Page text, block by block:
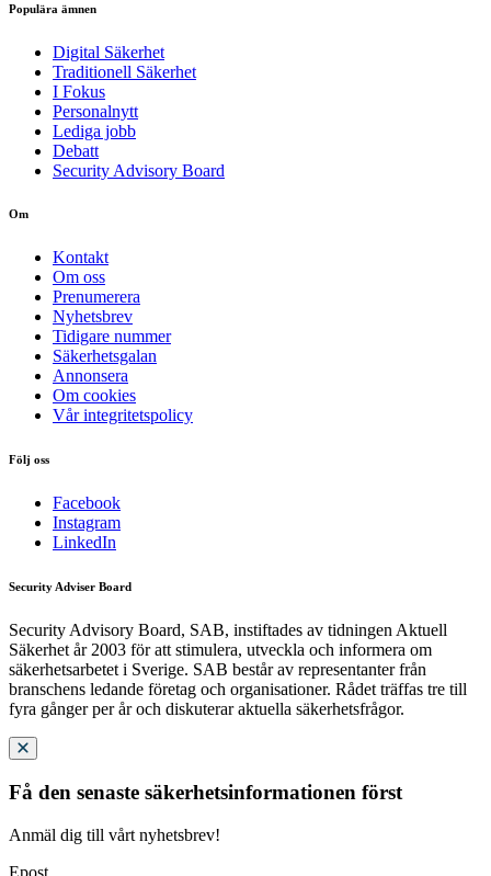
Populära ämnen
Digital Säkerhet
Traditionell Säkerhet
I Fokus
Personalnytt
Lediga jobb
Debatt
Security Advisory Board
Om
Kontakt
Om oss
Prenumerera
Nyhetsbrev
Tidigare nummer
Säkerhetsgalan
Annonsera
Om cookies
Vår integritetspolicy
Följ oss
Facebook
Instagram
LinkedIn
Security Adviser Board
Security Advisory Board, SAB, instiftades av tidningen Aktuell
Säkerhet år 2003 för att stimulera, utveckla och informera om
säkerhetsarbetet i Sverige. SAB består av representanter från
branschens ledande företag och organisationer. Rådet träffas tre till
fyra gånger per år och diskuterar aktuella säkerhetsfrågor.
Få den senaste säkerhetsinformationen först
Anmäl dig till vårt nyhetsbrev!
Epost